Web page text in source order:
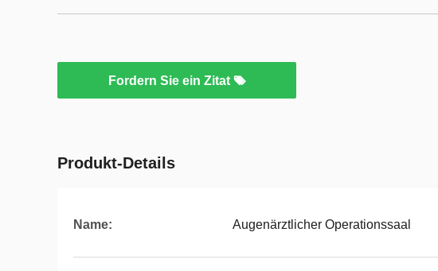
Fordern Sie ein Zitat
Produkt-Details
Name: Augenärztlicher Operationssaal